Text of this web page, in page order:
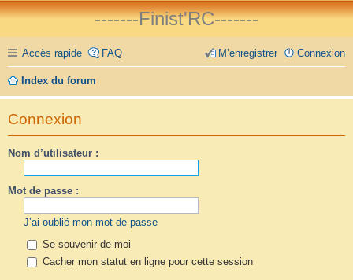
-------Finist'RC-------
Accès rapide FAQ Connexion
M’enregistrer
Index du forum
Connexion
Nom d’utilisateur :
Mot de passe :
J’ai oublié mon mot de passe
Se souvenir de moi
Cacher mon statut en ligne pour cette session